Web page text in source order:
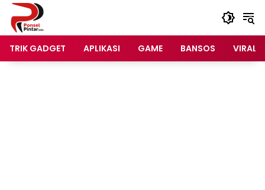
Langsung
konten
TRIK GADGET
APLIKASI GAME BANSOS VIRAL